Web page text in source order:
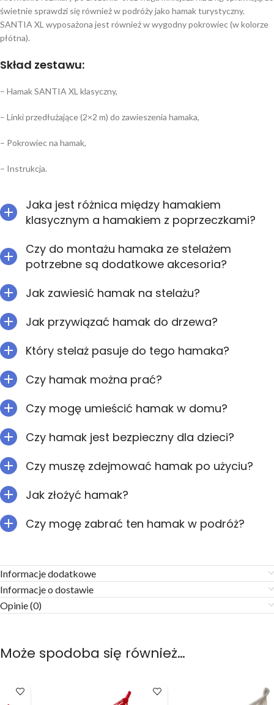
świetnie sprawdzi się również w podróży jako hamak turystyczny.
SANTIA XL wyposażona jest również w wygodny pokrowiec (w kolorze
płótna).
Skład zestawu:
– Hamak SANTIA XL klasyczny,
– Linki przedłużające (2×2 m) do zawieszenia hamaka,
– Pokrowiec na hamak,
– Instrukcja.
Jaka jest różnica między hamakiem
klasycznym a hamakiem z poprzeczkami?
Czy do montażu hamaka ze stelażem
potrzebne są dodatkowe akcesoria?
Jak zawiesić hamak na stelażu?
Jak przywiązać hamak do drzewa?
Który stelaż pasuje do tego hamaka?
Czy hamak można prać?
Czy mogę umieścić hamak w domu?
Czy hamak jest bezpieczny dla dzieci?
Czy muszę zdejmować hamak po użyciu?
Jak złożyć hamak?
Czy mogę zabrać ten hamak w podróż?
Informacje dodatkowe
Informacje o dostawie
Opinie (0)
Może spodoba się również…